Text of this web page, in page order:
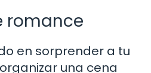
romance
en sorprender a tu
una cena